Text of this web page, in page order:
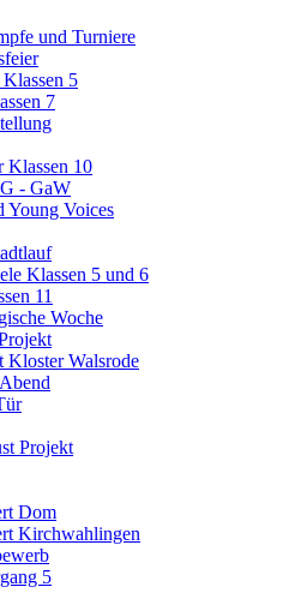
und Turniere
5
7
Klassen 10
- GaW
Young Voices
Klassen 5 und 6
11
Woche
Kloster Walsrode
Projekt
Dom
Kirchwahlingen
5